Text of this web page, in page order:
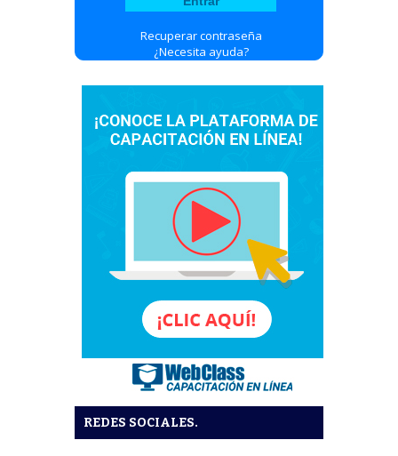
Recuperar contraseña
¿Necesita ayuda?
REDES SOCIALES.